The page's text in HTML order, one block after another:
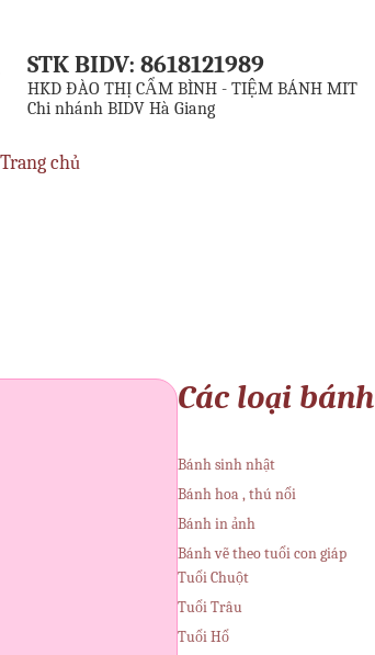
STK BIDV: 8618121989
HKD ĐÀO THỊ CẨM BÌNH - TIỆM BÁNH MIT
Chi nhánh BIDV Hà Giang
Trang chủ
Các loại bánh
Bánh sinh nhật
Bánh hoa , thú nổi
Bánh in ảnh
Bánh vẽ theo tuổi con giáp
Tuổi Chuột
Tuổi Trâu
Tuổi Hổ